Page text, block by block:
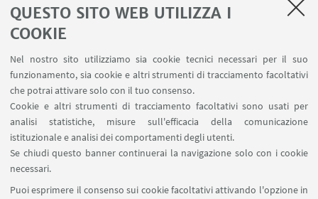
QUESTO SITO WEB UTILIZZA I
COOKIE
Nel nostro sito utilizziamo sia cookie tecnici necessari per il suo
funzionamento, sia cookie e altri strumenti di tracciamento facoltativi
che potrai attivare solo con il tuo consenso.
Cookie e altri strumenti di tracciamento facoltativi sono usati per
analisi statistiche, misure sull'efficacia della comunicazione
istituzionale e analisi dei comportamenti degli utenti.
Se chiudi questo banner continuerai la navigazione solo con i cookie
necessari.
Puoi esprimere il consenso sui cookie facoltativi attivando l'opzione in
mondoantico/programma
LINK UTILI
Contatti
Area riservata
SEGUI UNIBO SU: